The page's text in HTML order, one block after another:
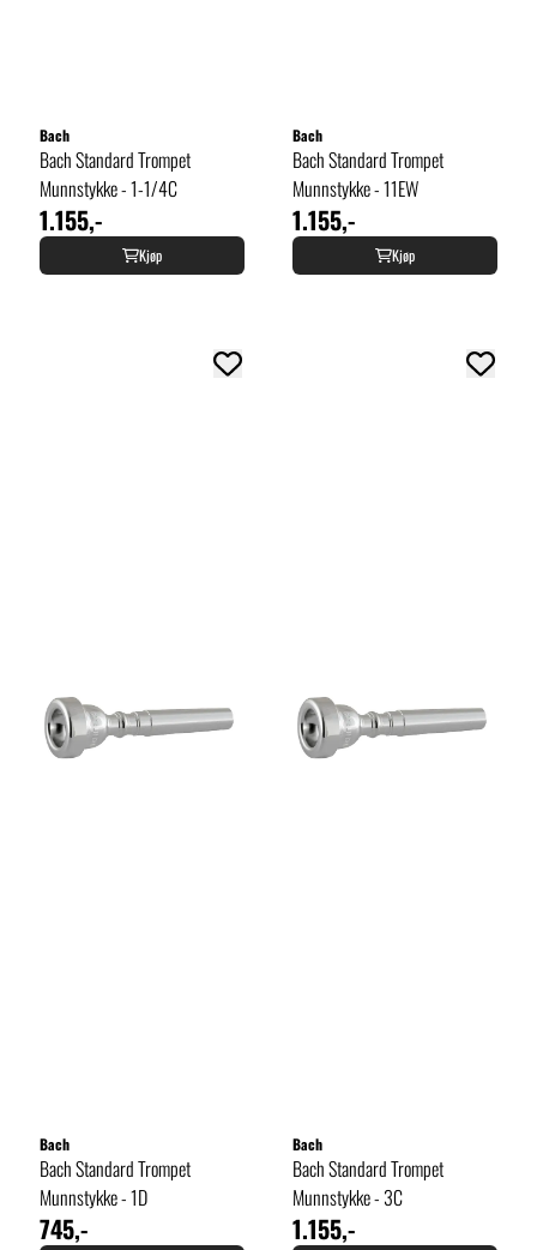
Bach
Bach Standard Trompet
Munnstykke - 1-1/4C
1.155,-
Kjøp
Bach
Bach Standard Trompet
Munnstykke - 11EW
1.155,-
Kjøp
Bach
Bach Standard Trompet
Munnstykke - 1D
745,-
Bach
Bach Standard Trompet
Munnstykke - 3C
1.155,-